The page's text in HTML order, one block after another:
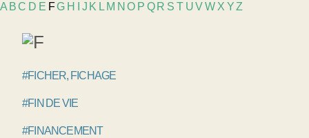
A BC D E FG H J K L M NO P Q R S T UVW X YZ
#FICHER, FICHAGE
#FIN DE VIE
#FINANCEMENT